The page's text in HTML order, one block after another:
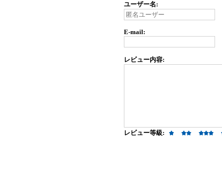
ユーザー名:
E-mail:
レビュー内容:
レビュー等級: